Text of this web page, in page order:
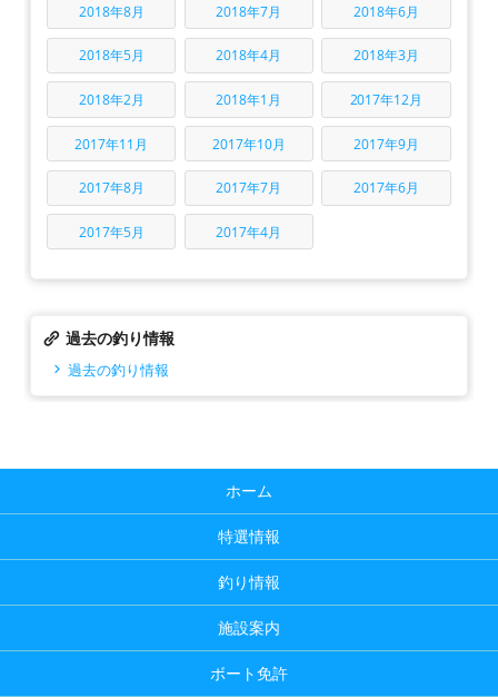
2018年8月 2018年7月 2018年6月
2018年5月 2018年4月 2018年3月
2018年2月 2018年1月 2017年12月
2017年11月 2017年10月 2017年9月
2017年8月 2017年7月 2017年6月
2017年5月 2017年4月
過去の釣り情報
過去の釣り情報
ホーム
特選情報
釣り情報
施設案内
ボート免許